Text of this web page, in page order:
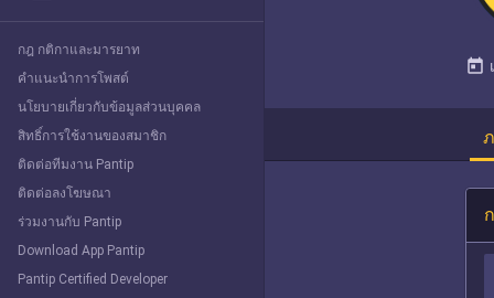
today
Explore
กฎ กติกาและมารยาท
คำแนะนำการโพสต์
นโยบายเกี่ยวกับข้อมูลส่วนบุคคล
สิทธิ์การใช้งานของสมาชิก
ติดต่อทีมงาน Pantip
ติดต่อลงโฆษณา
ร่วมงานกับ Pantip
Download App Pantip
Pantip Certified Developer